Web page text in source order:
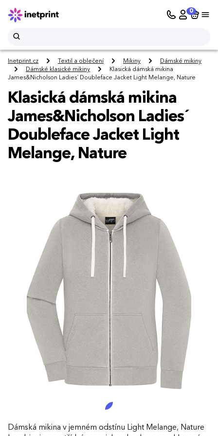
0
Inetprint.cz Textil a oblečení Mikiny
Dámské mikiny
Dámské klasické mikiny
Klasická dámská mikina
James&Nicholson Ladies´ Doubleface Jacket Light Melange, Nature
Klasická dámská mikina
James&Nicholson Ladies´
Doubleface Jacket Light
Melange, Nature
Dámská mikina v jemném odstínu Light Melange, Nature